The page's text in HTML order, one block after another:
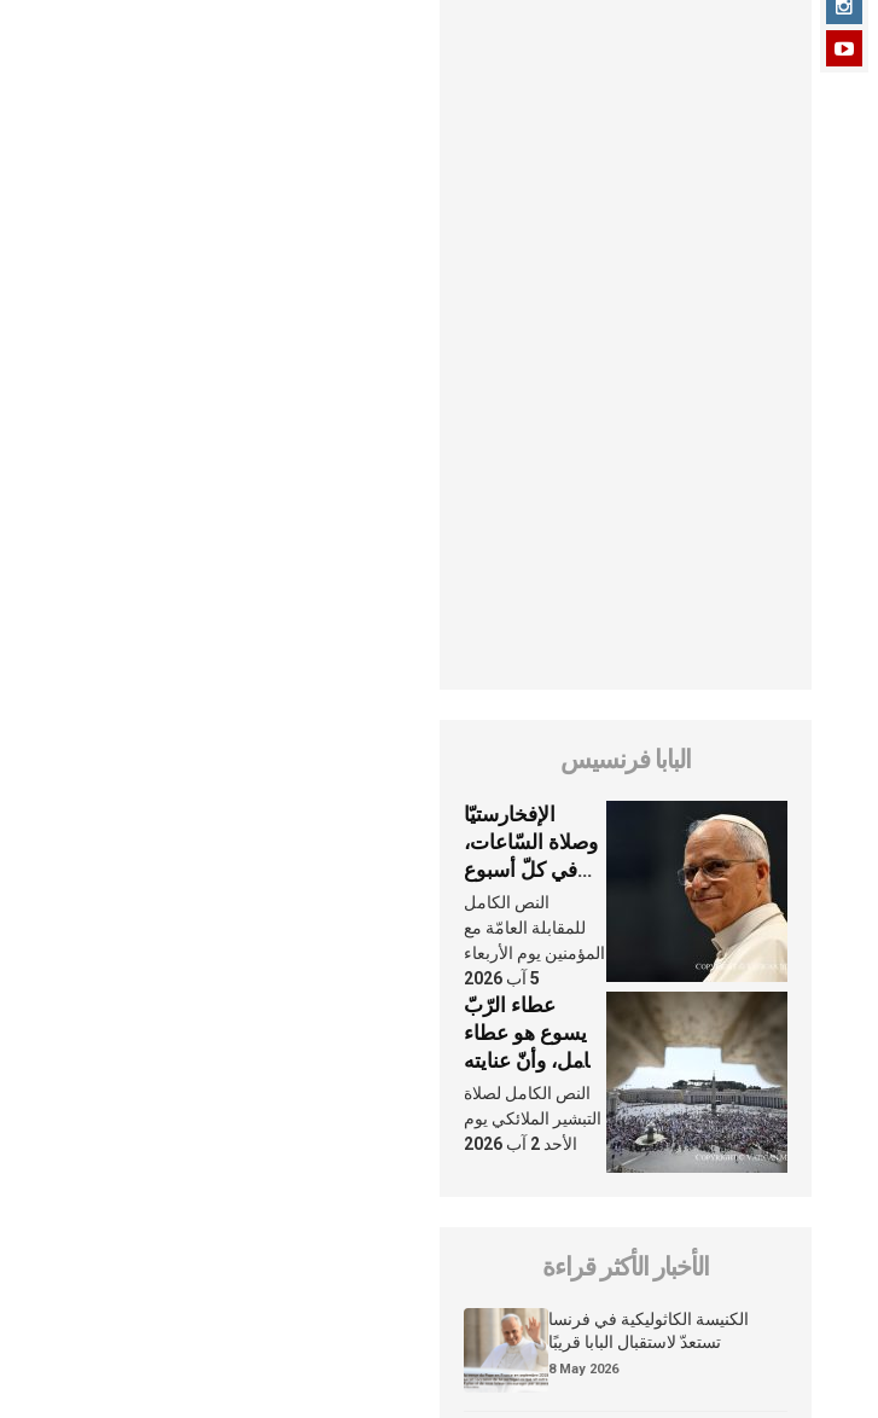
البابا فرنسيس
الإفخارستيّا
وصلاة السّاعات،
في كلّ أسبوع
وكلّ يوم، هما
النَّفَس في حياة
الكنيسة
النص الكامل
للمقابلة العامّة مع
المؤمنين يوم الأربعاء
5 آب 2026
عطاء الرّبّ
يسوع هو عطاء
شامل، وأنّ عنايته
بنا لا تغيب عنّا
أبدًا
النص الكامل لصلاة
التبشير الملائكي يوم
الأحد 2 آب 2026
الأخبار الأكثر قراءة
الكنيسة الكاثوليكية في فرنسا
تستعدّ لاستقبال البابا قريبًا
8 May 2026